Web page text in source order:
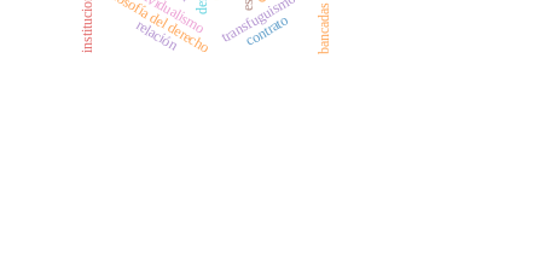
filosofía del derecho transfuguismo
contrato
relación